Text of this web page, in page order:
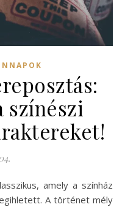
színészi
A történet mély